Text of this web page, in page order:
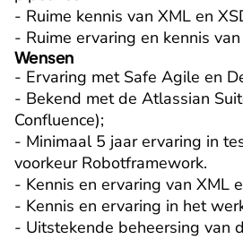
- Ruime kennis van XML en
- Ruime ervaring en kennis
Wensen
- Ervaring met Safe Agile en
- Bekend met de Atlassian
Confluence);
- Minimaal 5 jaar ervaring in
voorkeur Robotframework.
- Kennis en ervaring van XML
- Kennis en ervaring in het
- Uitstekende beheersing van